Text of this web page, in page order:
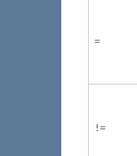
=
!=